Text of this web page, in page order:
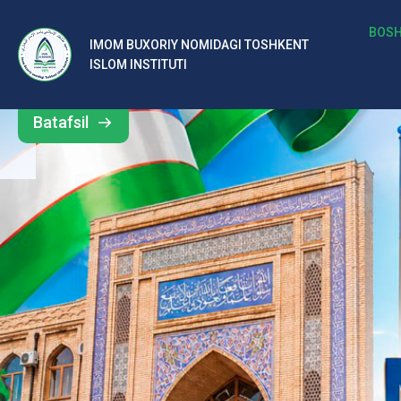
IMOM BUXORIY NOMIDAGI TOSHKENT
ISLOM INSTITUTI
b
al
ar
o‘
rt
a
si
d
Barcha
yangiliklar
Batafsil